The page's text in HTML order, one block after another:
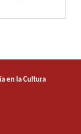
en la Cultura